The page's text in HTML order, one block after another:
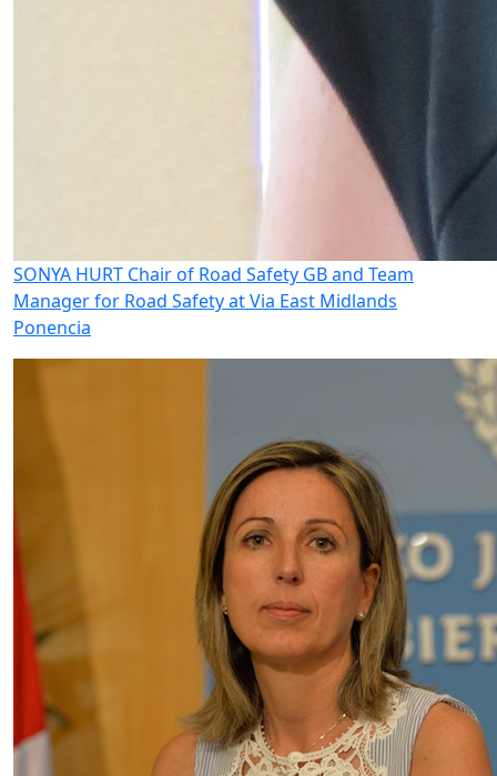
SONYA HURT Chair of Road Safety GB and Team
Manager for Road Safety at Via East Midlands
Ponencia